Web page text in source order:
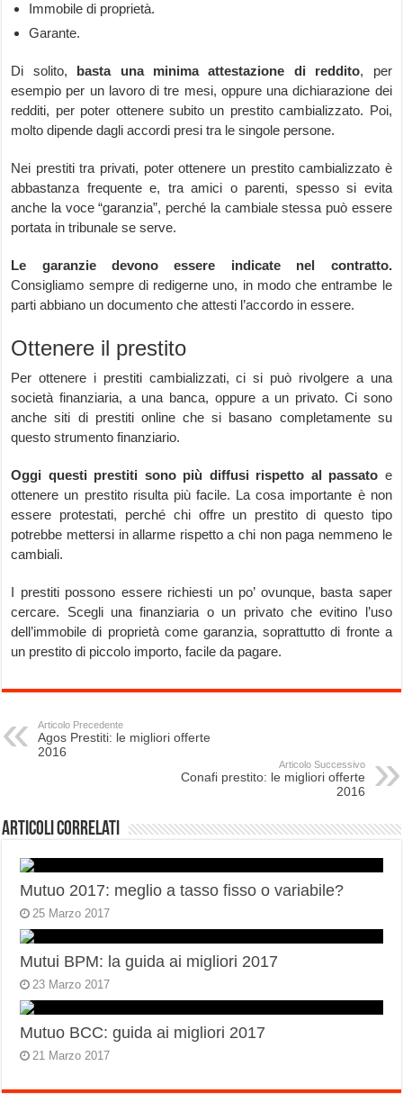
Immobile di proprietà.
Garante.
Di solito, basta una minima attestazione di reddito, per
esempio per un lavoro di tre mesi, oppure una dichiarazione dei
redditi, per poter ottenere subito un prestito cambializzato. Poi,
molto dipende dagli accordi presi tra le singole persone.
Nei prestiti tra privati, poter ottenere un prestito cambializzato è
abbastanza frequente e, tra amici o parenti, spesso si evita
anche la voce “garanzia”, perché la cambiale stessa può essere
portata in tribunale se serve.
Le garanzie devono essere indicate nel contratto.
Consigliamo sempre di redigerne uno, in modo che entrambe le
parti abbiano un documento che attesti l’accordo in essere.
Ottenere il prestito
Per ottenere i prestiti cambializzati, ci si può rivolgere a una
società finanziaria, a una banca, oppure a un privato. Ci sono
anche siti di prestiti online che si basano completamente su
questo strumento finanziario.
Oggi questi prestiti sono più diffusi rispetto al passato e
ottenere un prestito risulta più facile. La cosa importante è non
essere protestati, perché chi offre un prestito di questo tipo
potrebbe mettersi in allarme rispetto a chi non paga nemmeno le
cambiali.
I prestiti possono essere richiesti un po’ ovunque, basta saper
cercare. Scegli una finanziaria o un privato che evitino l’uso
dell’immobile di proprietà come garanzia, soprattutto di fronte a
un prestito di piccolo importo, facile da pagare.
Articolo Precedente
Agos Prestiti: le migliori offerte
2016
Articolo Successivo
Conafi prestito: le migliori offerte
2016
Articoli correlati
Mutuo 2017: meglio a tasso fisso o variabile?
25 Marzo 2017
Mutui BPM: la guida ai migliori 2017
23 Marzo 2017
Mutuo BCC: guida ai migliori 2017
21 Marzo 2017